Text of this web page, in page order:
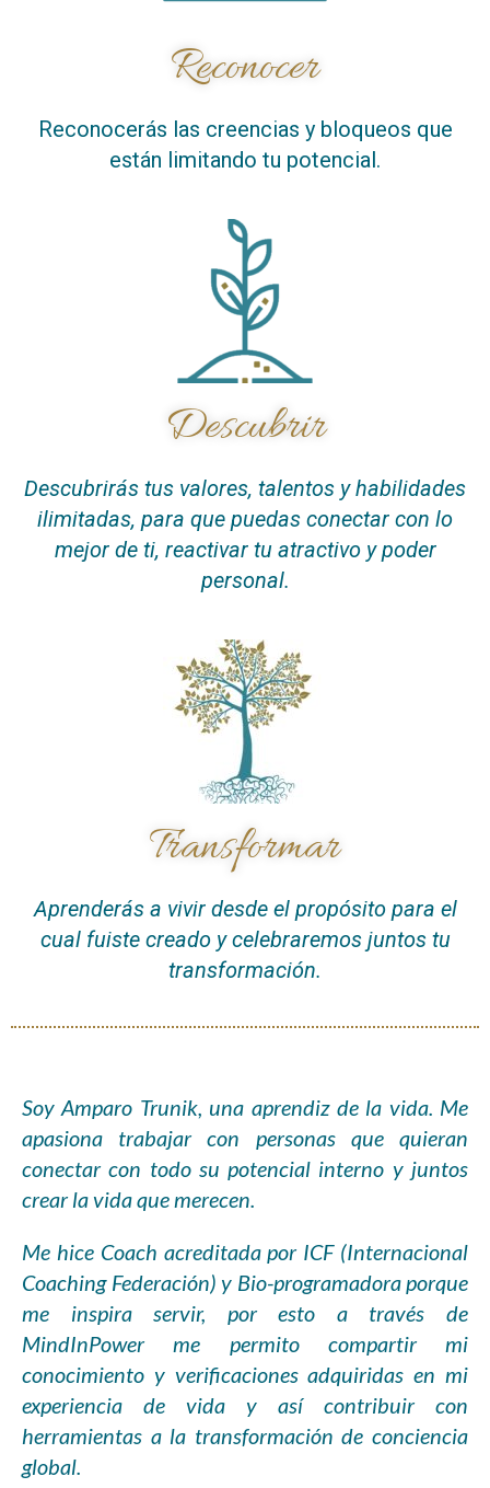
Reconocer
Reconocerás las creencias y bloqueos que
están limitando tu potencial.
Descubrir
Descubrirás tus valores, talentos y habilidades
ilimitadas, para que puedas conectar con lo
mejor de ti, reactivar tu atractivo y poder
personal.
Transformar
Aprenderás a vivir desde el propósito para el
cual fuiste creado y celebraremos juntos tu
transformación.
Soy Amparo Trunik, una aprendiz de la vida. Me
apasiona trabajar con personas que quieran
conectar con todo su potencial interno y juntos
crear la vida que merecen.
Me hice Coach acreditada por ICF (Internacional
Coaching Federación) y Bio-programadoraporque
me inspira servir, por esto a través de
MindInPowerme permito compartir mi
conocimiento y verificaciones adquiridas en mi
experiencia de vida y así contribuir con
herramientas a la transformación de conciencia
global.